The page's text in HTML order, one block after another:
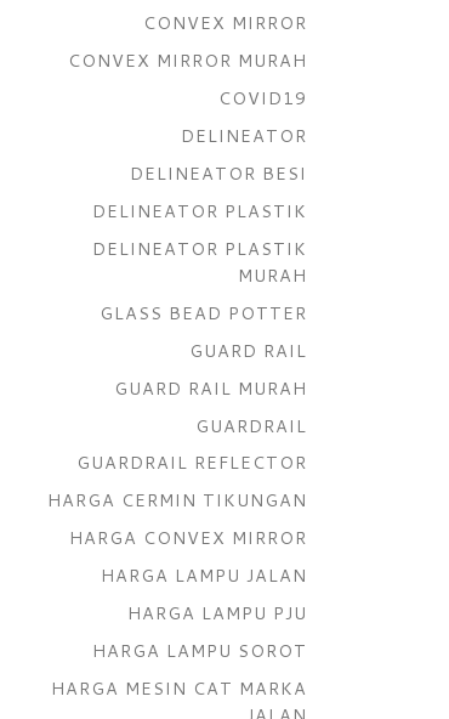
CONVEX MIRROR
CONVEX MIRROR MURAH
COVID19
DELINEATOR
DELINEATOR BESI
DELINEATOR PLASTIK
DELINEATOR PLASTIK
MURAH
GLASS BEAD POTTER
GUARD RAIL
GUARD RAIL MURAH
GUARDRAIL
GUARDRAIL REFLECTOR
HARGA CERMIN TIKUNGAN
HARGA CONVEX MIRROR
HARGA LAMPU JALAN
HARGA LAMPU PJU
HARGA LAMPU SOROT
HARGA MESIN CAT MARKA